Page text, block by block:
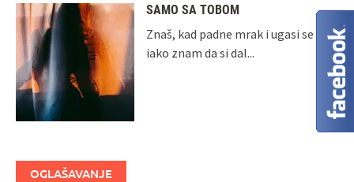
SAMO SA TOBOM
Znaš, kad padne mrak i ugasi se dan
iako znam da si dal...
OGLAŠAVANJE